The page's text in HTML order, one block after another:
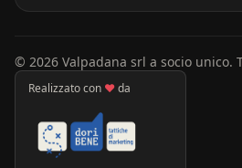
© 2026 Valpadana srl a socio
Realizzato con ♥da